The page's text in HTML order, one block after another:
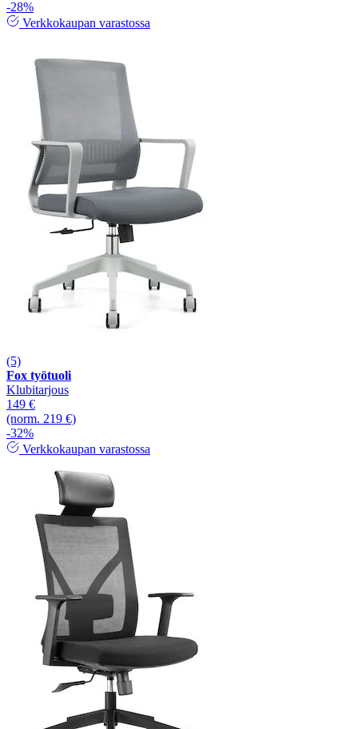
-28%
Verkkokaupan varastossa
(5)
Fox työtuoli
Klubitarjous
149 €
(norm. 219 €)
-32%
Verkkokaupan varastossa